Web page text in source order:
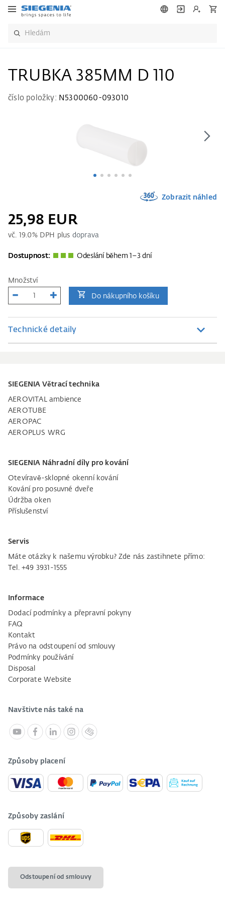
TRUBKA 385MM D 110
číslo položky: N5300060-093010
Zobrazit náhled
25,98 EUR
vč. 19.0% DPH plus doprava
Dostupnost: Odeslání během 1–3 dní
Množství
Do nákupního košíku
Technické detaily
SIEGENIA Větrací technika
AEROVITAL ambience
AEROTUBE
AEROPAC
AEROPLUS WRG
SIEGENIA Náhradní díly pro kování
Otevíravě-sklopné okenní kování
Kování pro posuvné dveře
Údržba oken
Příslušenství
Servis
Máte otázky k našemu výrobku? Zde nás zastihnete přímo:
Tel. +49 3931-1555
Informace
Dodací podmínky a přepravní pokyny
FAQ
Kontakt
Právo na odstoupení od smlouvy
Podmínky používání
Disposal
Corporate Website
Navštivte nás také na
Způsoby placení
Způsoby zaslání
Odstoupení od smlouvy